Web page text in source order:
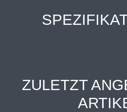
ZULETZT